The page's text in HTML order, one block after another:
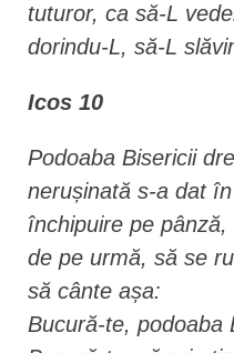
tuturor, ca să-L
dorindu-L, să-L
Icos 10
Podoaba Bisericii
nerușinată s-a dat
închipuire pe
de pe urmă, să se
să cânte așa:
Bucură-te, podoaba